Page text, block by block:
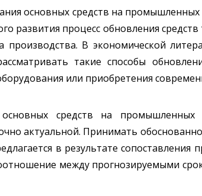
основных средств на промышленных
развития процесс обновления
В экономической
такие способы
или приобретения
средств на промышленных
актуальной. Принимать
в результате сопоставления
между прогнозируемыми